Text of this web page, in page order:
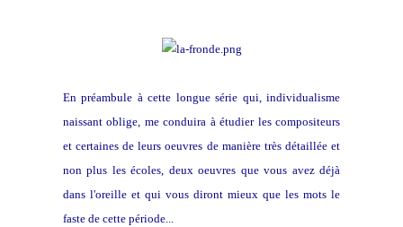
En préambule à cette longue série qui, individualisme
naissant oblige, me conduira à étudier les compositeurs
et certaines de leurs oeuvres de manière très détaillée et
non plus les écoles, deux oeuvres que vous avez déjà
dans l'oreille et qui vous diront mieux que les mots le
faste de cette période...